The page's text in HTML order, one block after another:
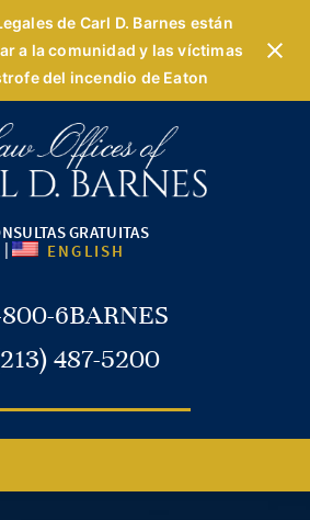
de Carl D. Barnes están
a la comunidad y las víctimas
del incendio de Eaton
GRATUITAS
| ENGLISH
800-6BARNES
487-5200